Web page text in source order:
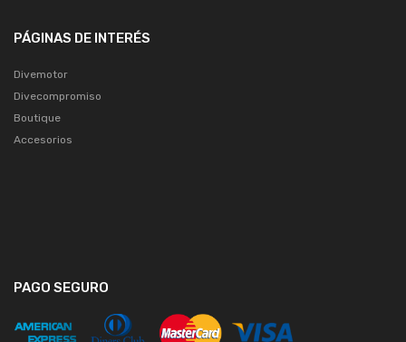
PÁGINAS DE INTERÉS
Divemotor
Divecompromiso
Boutique
Accesorios
PAGO SEGURO